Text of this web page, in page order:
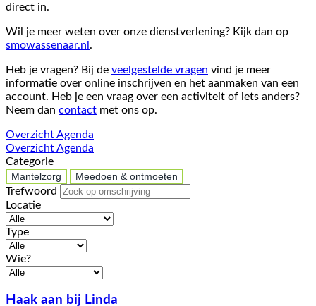
direct in.
Wil je meer weten over onze dienstverlening? Kijk dan op
smowassenaar.nl .
Heb je vragen? Bij de veelgestelde vragen vind je meer
informatie over online inschrijven en het aanmaken van een
account. Heb je een vraag over een activiteit of iets anders?
Neem dan contact met ons op.
OverzichtAgenda
OverzichtAgenda
Categorie
Mantelzorg
Meedoen & ontmoeten
Trefwoord
Locatie
Type
Wie?
Activiteiten
Haak aan bij Linda